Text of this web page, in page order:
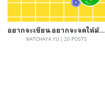
อยากจะเขียน อยากจะจดให้มันหมด
NATCHAYA YU | 20 POSTS